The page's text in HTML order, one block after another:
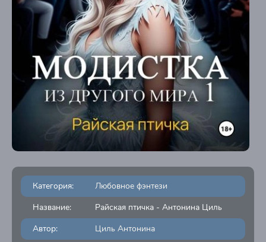
Категория:
Любовное фэнтези
Название:
Райская птичка - Антонина Циль
Автор:
Циль Антонина